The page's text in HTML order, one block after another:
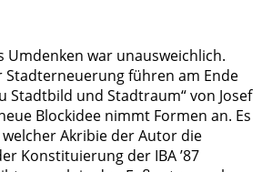
Umdenken war unausweichlich.
Stadterneuerung führen am Ende
Stadtbild und Stadtraum“ von Josef
Blockidee nimmt Formen an. Es
Akribie der Autor die
Konstituierung der IBA ’87